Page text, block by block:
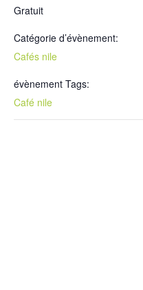
Gratuit
Catégorie d’évènement:
Cafés nile
évènement Tags:
Café nile